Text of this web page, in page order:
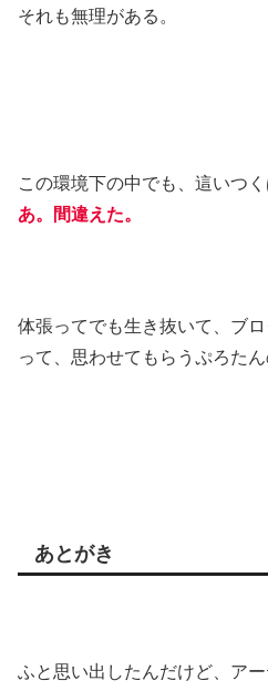
それも無理がある。
この環境下の中でも、這いつ
あ。間違えた。
体張ってでも生き抜いて、ブ
って、思わせてもらうぷろたん
あとがき
ふと思い出したんだけど、アー